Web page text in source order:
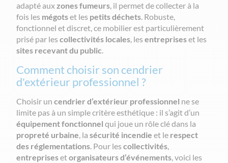
adapté auxzones fumeurs, il permet de collecter à la
fois les mégotset les petits déchets. Robuste,
fonctionnel et discret, ce mobilier est particulièrement
prisé par lescollectivités locales, lesentrepriseset les
sites recevant du public.
Comment choisir son cendrier
d'extérieur professionnel ?
Choisir uncendrier d’extérieur professionnel ne se
limite pas à un simple critère esthétique : il s’agit d’un
équipement fonctionnel qui joue un rôle clé dans la
propreté urbaine, lasécurité incendie et le respect
des réglementations. Pour lescollectivités,
entreprisesetorganisateurs d’événements, voici les